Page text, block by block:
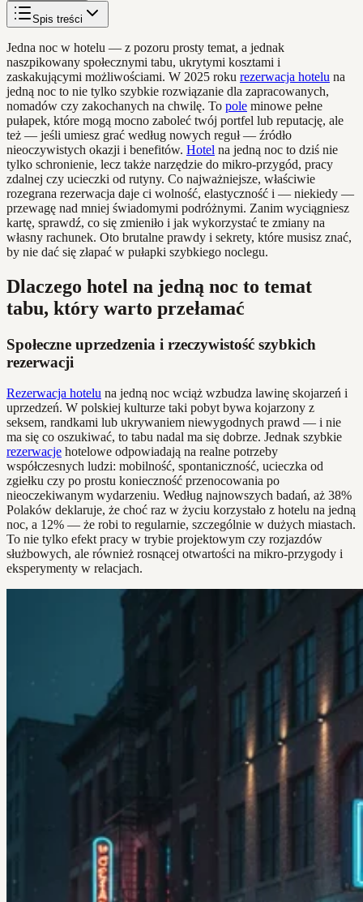
Spis treści
Jedna noc w hotelu — z pozoru prosty temat, a jednak
naszpikowany społecznymi tabu, ukrytymi kosztami i
zaskakującymi możliwościami. W 2025 roku rezerwacja hotelu na
jedną noc to nie tylko szybkie rozwiązanie dla zapracowanych,
nomadów czy zakochanych na chwilę. To pole minowe pełne
pułapek, które mogą mocno zaboleć twój portfel lub reputację, ale
też — jeśli umiesz grać według nowych reguł — źródło
nieoczywistych okazji i benefitów. Hotel na jedną noc to dziś nie
tylko schronienie, lecz także narzędzie do mikro-przygód, pracy
zdalnej czy ucieczki od rutyny. Co najważniejsze, właściwie
rozegrana rezerwacja daje ci wolność, elastyczność i — niekiedy —
przewagę nad mniej świadomymi podróżnymi. Zanim wyciągniesz
kartę, sprawdź, co się zmieniło i jak wykorzystać te zmiany na
własny rachunek. Oto brutalne prawdy i sekrety, które musisz znać,
by nie dać się złapać w pułapki szybkiego noclegu.
Dlaczego hotel na jedną noc to temat
tabu, który warto przełamać
Społeczne uprzedzenia i rzeczywistość szybkich
rezerwacji
Rezerwacja hotelu na jedną noc wciąż wzbudza lawinę skojarzeń i
uprzedzeń. W polskiej kulturze taki pobyt bywa kojarzony z
seksem, randkami lub ukrywaniem niewygodnych prawd — i nie
ma się co oszukiwać, to tabu nadal ma się dobrze. Jednak szybkie
rezerwacje hotelowe odpowiadają na realne potrzeby
współczesnych ludzi: mobilność, spontaniczność, ucieczka od
zgiełku czy po prostu konieczność przenocowania po
nieoczekiwanym wydarzeniu. Według najnowszych badań, aż 38%
Polaków deklaruje, że choć raz w życiu korzystało z hotelu na jedną
noc, a 12% — że robi to regularnie, szczególnie w dużych miastach.
To nie tylko efekt pracy w trybie projektowym czy rozjazdów
służbowych, ale również rosnącej otwartości na mikro-przygody i
eksperymenty w relacjach.